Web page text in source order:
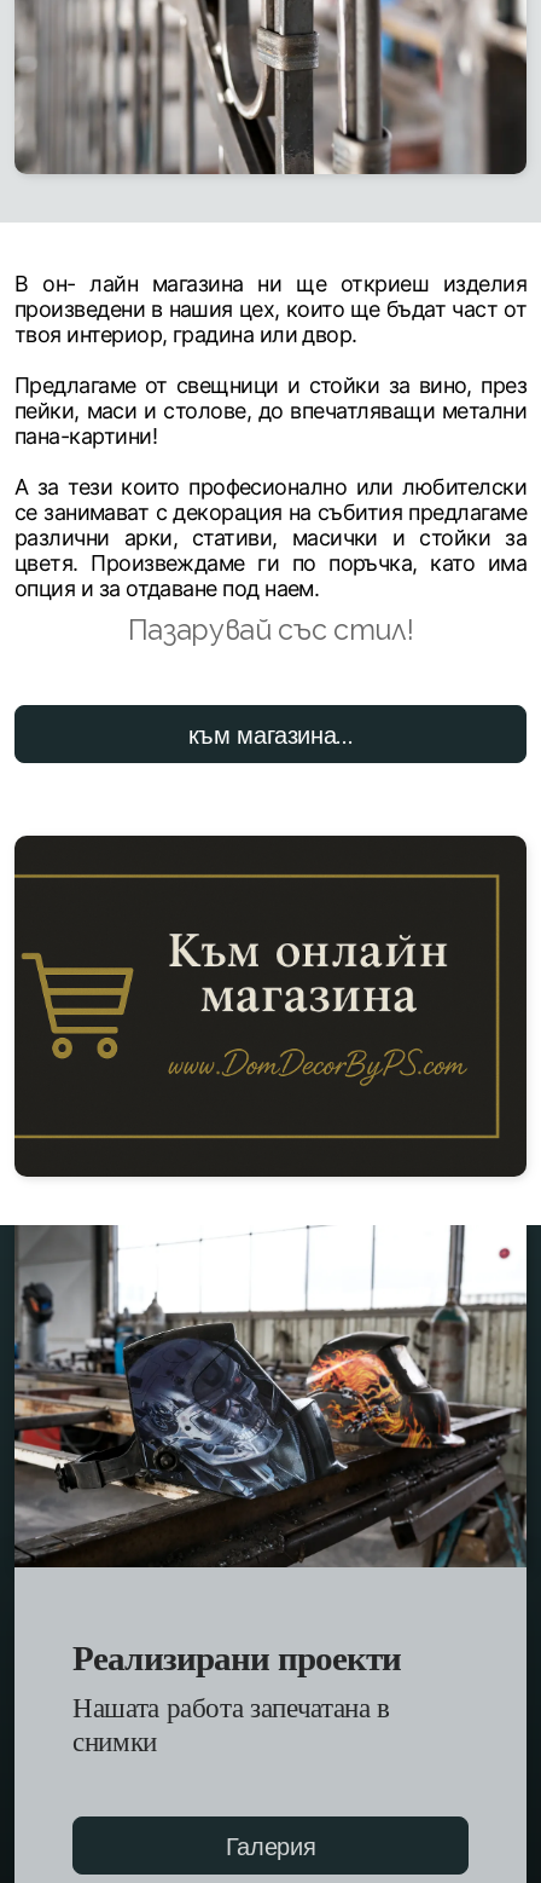
В он- лайн магазина ни ще откриеш изделия
произведени в нашия цех, които ще бъдат част от
твоя интериор, градина или двор.
Предлагаме от свещници и стойки за вино, през
пейки, маси и столове, до впечатляващи метални
пана-картини!
А за тези които професионално или любителски
се занимават с декорация на събития предлагаме
различни арки, стативи, масички и стойки за
цветя. Произвеждаме ги по поръчка, като има
опция и за отдаване под наем.
Пазарувай със стил!
към магазина...
Реализирани проекти
Нашата работа запечатана в
снимки
Галерия